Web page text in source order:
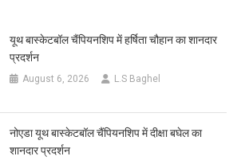
यूथ बास्केटबॉल चैंपियनशिप में हर्षिता चौहान का शानदार
प्रदर्शन
August 6, 2026 L.S Baghel
नोएडा यूथ बास्केटबॉल चैंपियनशिप में दीक्षा बघेल का
शानदार प्रदर्शन